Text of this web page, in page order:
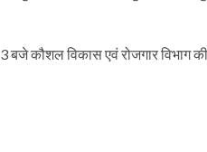
कौशल विकास एवं रोजगार विभाग